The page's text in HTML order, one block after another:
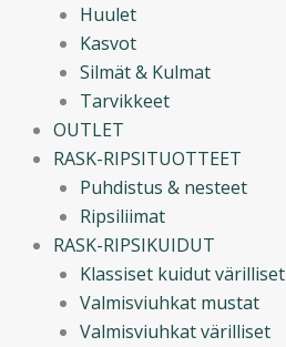
Huulet
Kasvot
Silmät & Kulmat
Tarvikkeet
OUTLET
RASK-RIPSITUOTTEET
Puhdistus & nesteet
Ripsiliimat
RASK-RIPSIKUIDUT
Klassiset kuidut värilliset
Valmisviuhkat mustat
Valmisviuhkat värilliset